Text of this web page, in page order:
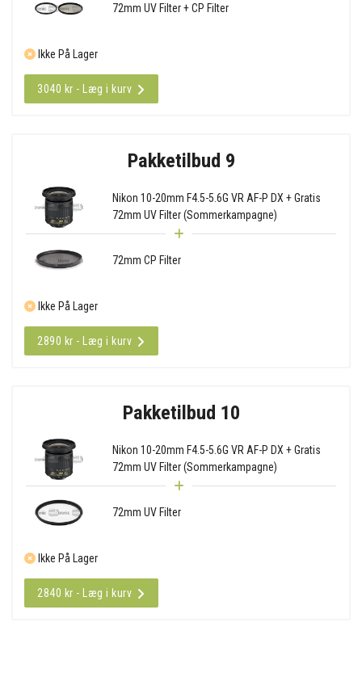
72mm UV Filter + CP Filter
Ikke På Lager
3040 kr - Læg i kurv
Pakketilbud 9
Nikon 10-20mm F4.5-5.6G VR AF-P DX + Gratis
72mm UV Filter (Sommerkampagne)
72mm CP Filter
Ikke På Lager
2890 kr - Læg i kurv
Pakketilbud 10
Nikon 10-20mm F4.5-5.6G VR AF-P DX + Gratis
72mm UV Filter (Sommerkampagne)
72mm UV Filter
Ikke På Lager
2840 kr - Læg i kurv